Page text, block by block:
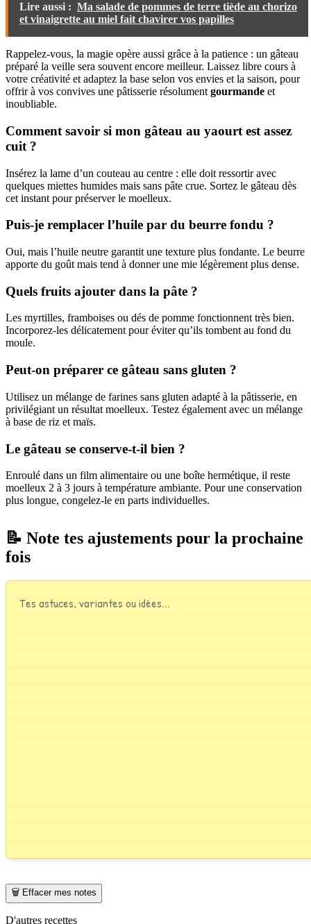
Lire aussi : Ma salade de pommes de terre tiède au chorizo
et vinaigrette au miel fait chavirer vos papilles
Rappelez-vous, la magie opère aussi grâce à la patience : un gâteau
préparé la veille sera souvent encore meilleur. Laissez libre cours à
votre créativité et adaptez la base selon vos envies et la saison, pour
offrir à vos convives une pâtisserie résolument gourmande et
inoubliable.
Comment savoir si mon gâteau au yaourt est assez
cuit ?
Insérez la lame d’un couteau au centre : elle doit ressortir avec
quelques miettes humides mais sans pâte crue. Sortez le gâteau dès
cet instant pour préserver le moelleux.
Puis-je remplacer l’huile par du beurre fondu ?
Oui, mais l’huile neutre garantit une texture plus fondante. Le beurre
apporte du goût mais tend à donner une mie légèrement plus dense.
Quels fruits ajouter dans la pâte ?
Les myrtilles, framboises ou dés de pomme fonctionnent très bien.
Incorporez-les délicatement pour éviter qu’ils tombent au fond du
moule.
Peut-on préparer ce gâteau sans gluten ?
Utilisez un mélange de farines sans gluten adapté à la pâtisserie, en
privilégiant un résultat moelleux. Testez également avec un mélange
à base de riz et maïs.
Le gâteau se conserve-t-il bien ?
Enroulé dans un film alimentaire ou une boîte hermétique, il reste
moelleux 2 à 3 jours à température ambiante. Pour une conservation
plus longue, congelez-le en parts individuelles.
📝 Note tes ajustements pour la prochaine
fois
🗑️ Effacer mes notes
D'autres recettes